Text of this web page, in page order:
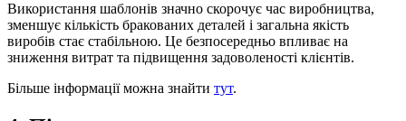
Використання шаблонів значно скорочує час виробництва,
зменшує кількість бракованих деталей і загальна якість
виробів стає стабільною. Це безпосередньо впливає на
зниження витрат та підвищення задоволеності клієнтів.
Більше інформації можна знайти тут.